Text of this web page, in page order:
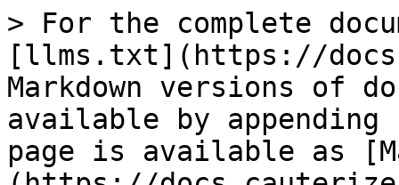
> For the complete
[llms.txt](https://
Markdown versions of
available by
page is available as